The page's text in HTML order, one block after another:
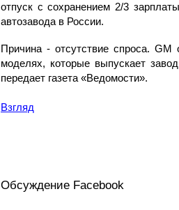
отпуск с сохранением 2/3
автозавода в России.
Причина - отсутствие спроса. GM
моделях, которые выпускает
передает газета «Ведомости».
Взгляд
Обсуждение Facebook